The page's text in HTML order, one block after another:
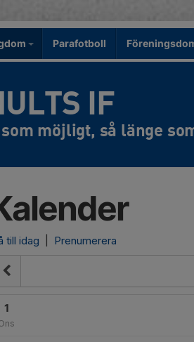
Parafotboll
IF
till idag Prenumerera
1